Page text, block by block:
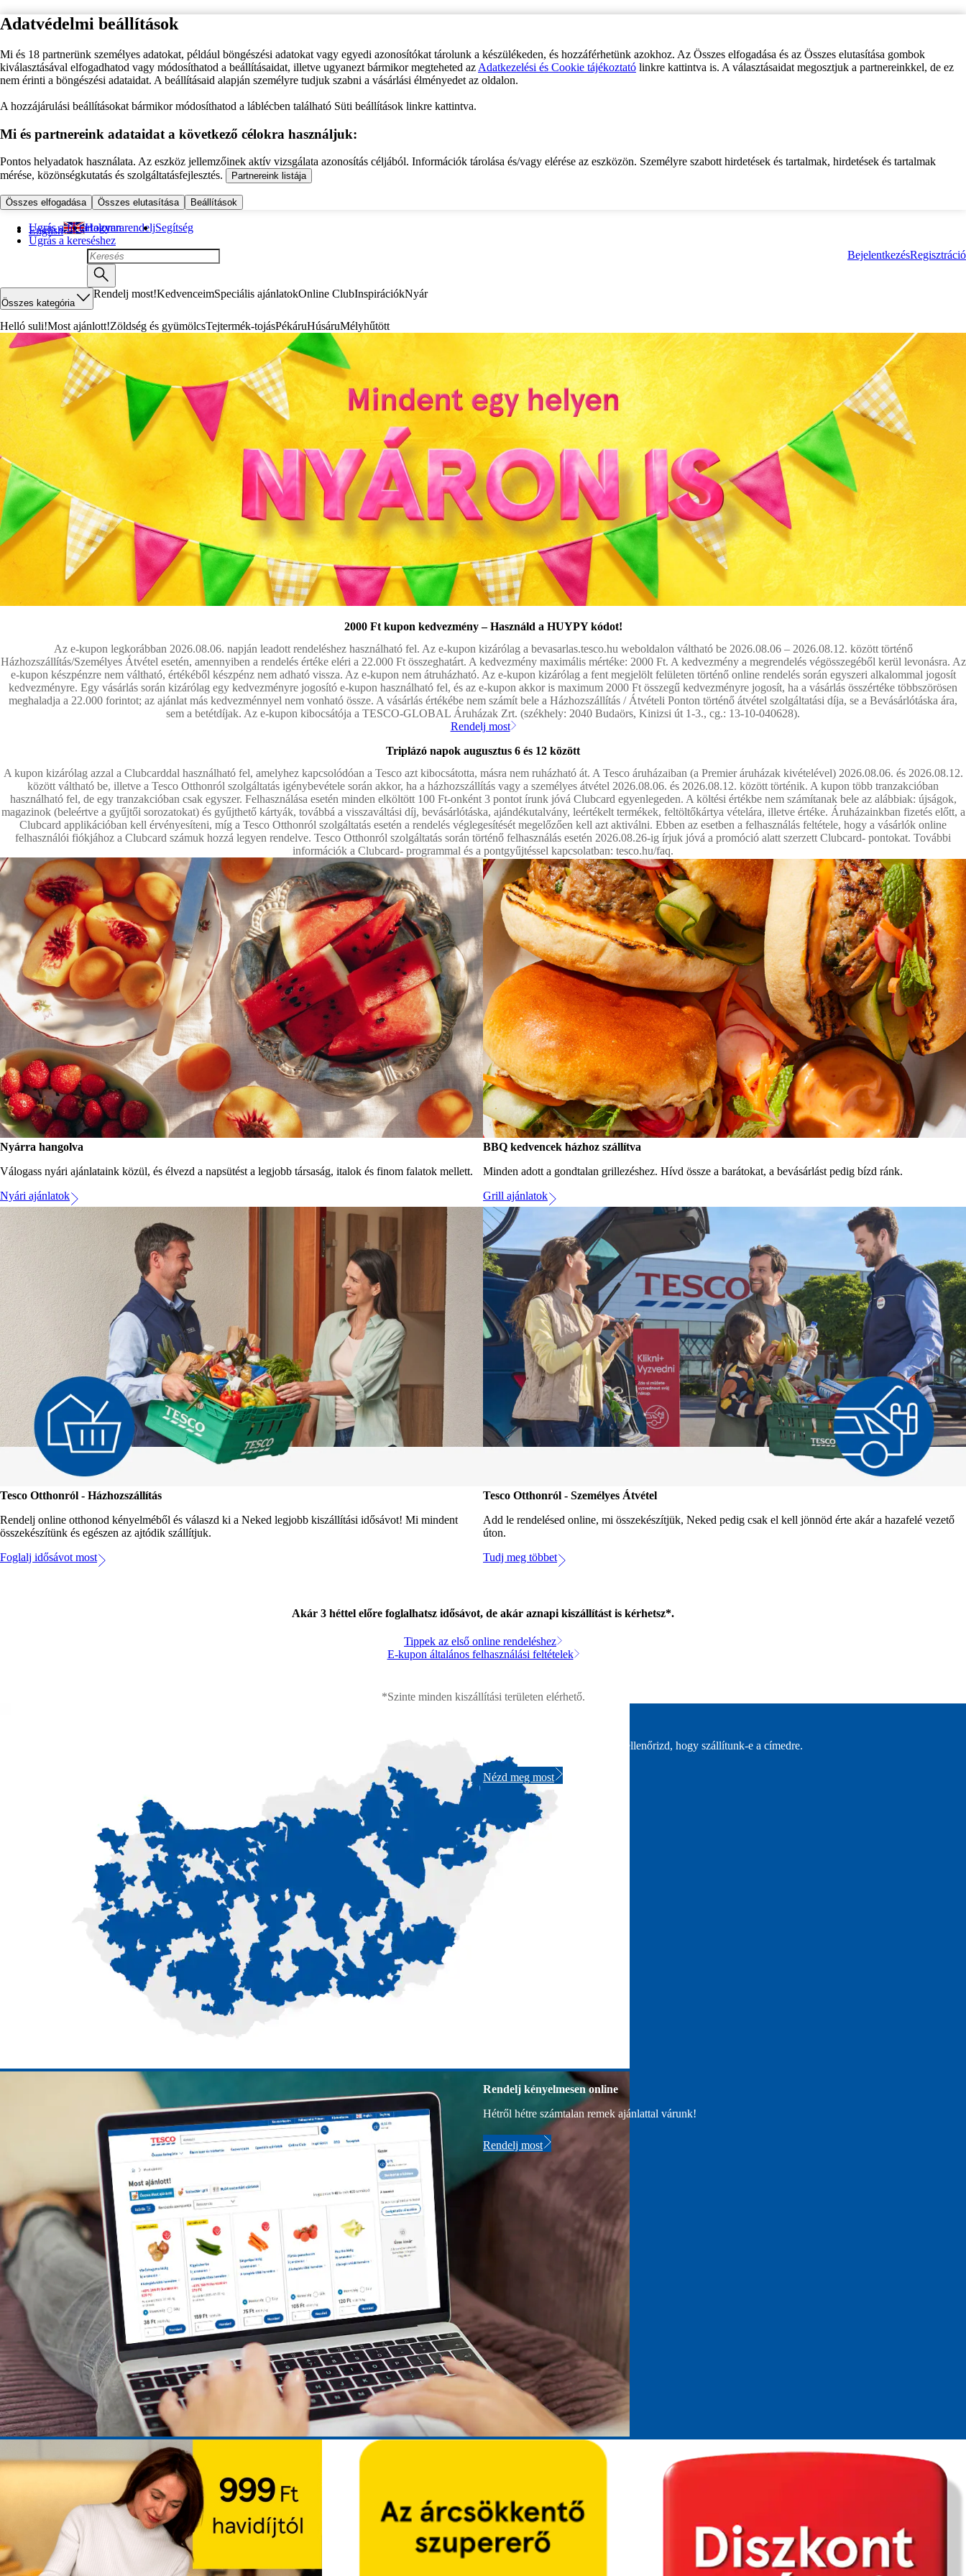
Adatvédelmi beállítások
Mi és 18 partnerünk személyes adatokat, például böngészési adatokat vagy egyedi azonosítókat tárolunk a készülékeden, és hozzáférhetünk azokhoz. Az Összes elfogadása és az Összes elutasítása gombok
kiválasztásával elfogadhatod vagy módosíthatod a beállításaidat, illetve ugyanezt bármikor megteheted az Adatkezelési és Cookie tájékoztató linkre kattintva is. A választásaidat megosztjuk a partnereinkkel, de ez
nem érinti a böngészési adataidat. A beállításaid alapján személyre tudjuk szabni a vásárlási élményedet az oldalon.
A hozzájárulási beállításokat bármikor módosíthatod a láblécben található Süti beállítások linkre kattintva.
Mi és partnereink adataidat a következő célokra használjuk:
Pontos helyadatok használata. Az eszköz jellemzőinek aktív vizsgálata azonosítás céljából. Információk tárolása és/vagy elérése az eszközön. Személyre szabott hirdetések és tartalmak, hirdetések és tartalmak
mérése, közönségkutatás és szolgáltatásfejlesztés.
Partnereink listája
Összes elfogadása Összes elutasítása Beállítások
Ugrás a fő tartalomra
Ugrás a kereséshez
English Hogyan rendeljSegítség
BejelentkezésRegisztráció
Összes kategória
Rendelj most!KedvenceimSpeciális ajánlatokOnline ClubInspirációkNyár
Helló suli!Most ajánlott!Zöldség és gyümölcsTejtermék-tojásPékáruHúsáruMélyhűtött
2000 Ft kupon kedvezmény – Használd a HUYPY kódot!
Az e-kupon legkorábban 2026.08.06. napján leadott rendeléshez használható fel. Az e-kupon kizárólag a bevasarlas.tesco.hu weboldalon váltható be 2026.08.06 – 2026.08.12. között történő
Házhozszállítás/Személyes Átvétel esetén, amennyiben a rendelés értéke eléri a 22.000 Ft összeghatárt. A kedvezmény maximális mértéke: 2000 Ft. A kedvezmény a megrendelés végösszegéből kerül levonásra. Az
e-kupon készpénzre nem váltható, értékéből készpénz nem adható vissza. Az e-kupon nem átruházható. Az e-kupon kizárólag a fent megjelölt felületen történő online rendelés során egyszeri alkalommal jogosít
kedvezményre. Egy vásárlás során kizárólag egy kedvezményre jogosító e-kupon használható fel, és az e-kupon akkor is maximum 2000 Ft összegű kedvezményre jogosít, ha a vásárlás összértéke többszörösen
meghaladja a 22.000 forintot; az ajánlat más kedvezménnyel nem vonható össze. A vásárlás értékébe nem számít bele a Házhozszállítás / Átvételi Ponton történő átvétel szolgáltatási díja, se a Bevásárlótáska ára,
sem a betétdíjak. Az e-kupon kibocsátója a TESCO-GLOBAL Áruházak Zrt. (székhely: 2040 Budaörs, Kinizsi út 1-3., cg.: 13-10-040628).
Rendelj most
Triplázó napok augusztus 6 és 12 között
A kupon kizárólag azzal a Clubcarddal használható fel, amelyhez kapcsolódóan a Tesco azt kibocsátotta, másra nem ruházható át. A Tesco áruházaiban (a Premier áruházak kivételével) 2026.08.06. és 2026.08.12.
között váltható be, illetve a Tesco Otthonról szolgáltatás igénybevétele során akkor, ha a házhozszállítás vagy a személyes átvétel 2026.08.06. és 2026.08.12. között történik. A kupon több tranzakcióban
használható fel, de egy tranzakcióban csak egyszer. Felhasználása esetén minden elköltött 100 Ft-onként 3 pontot írunk jóvá Clubcard egyenlegeden. A költési értékbe nem számítanak bele az alábbiak: újságok,
magazinok (beleértve a gyűjtői sorozatokat) és gyűjthető kártyák, továbbá a visszaváltási díj, bevásárlótáska, ajándékutalvány, leértékelt termékek, feltöltőkártya vételára, illetve értéke. Áruházainkban fizetés előtt, a
Clubcard applikációban kell érvényesíteni, míg a Tesco Otthonról szolgáltatás esetén a rendelés véglegesítését megelőzően kell azt aktiválni. Ebben az esetben a felhasználás feltétele, hogy a vásárlók online
felhasználói fiókjához a Clubcard számuk hozzá legyen rendelve. Tesco Otthonról szolgáltatás során történő felhasználás esetén 2026.08.26-ig írjuk jóvá a promóció alatt szerzett Clubcard- pontokat. További
információk a Clubcard- programmal és a pontgyűjtéssel kapcsolatban: tesco.hu/faq.
Nyárra hangolva
Válogass nyári ajánlataink közül, és élvezd a napsütést a legjobb társaság, italok és finom falatok mellett.
Nyári ajánlatok
BBQ kedvencek házhoz szállítva
Minden adott a gondtalan grillezéshez. Hívd össze a barátokat, a bevásárlást pedig bízd ránk.
Grill ajánlatok
Tesco Otthonról - Házhozszállítás
Rendelj online otthonod kényelméből és válaszd ki a Neked legjobb kiszállítási idősávot! Mi mindent
összekészítünk és egészen az ajtódik szállítjuk.
Foglalj idősávot most
Tesco Otthonról - Személyes Átvétel
Add le rendelésed online, mi összekészítjük, Neked pedig csak el kell jönnöd érte akár a hazafelé vezető
úton.
Tudj meg többet
Akár 3 héttel előre foglalhatsz idősávot, de akár aznapi kiszállítást is kérhetsz*.
Tippek az első online rendeléshez
E-kupon általános felhasználási feltételek
*Szinte minden kiszállítási területen elérhető.
Add meg az irányítószámod és ellenőrizd, hogy szállítunk-e a címedre.
Nézd meg most
Rendelj kényelmesen online
Hétről hétre számtalan remek ajánlattal várunk!
Rendelj most